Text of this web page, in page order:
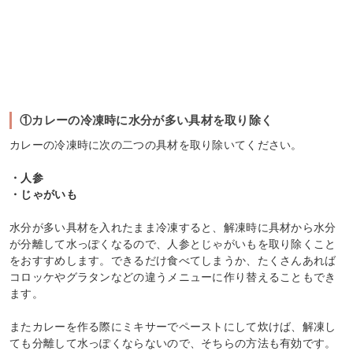
①カレーの冷凍時に水分が多い具材を取り除く
カレーの冷凍時に次の二つの具材を取り除いてください。
・人参
・じゃがいも
水分が多い具材を入れたまま冷凍すると、解凍時に具材から水分
が分離して水っぽくなるので、人参とじゃがいもを取り除くこと
をおすすめします。できるだけ食べてしまうか、たくさんあれば
コロッケやグラタンなどの違うメニューに作り替えることもでき
ます。
またカレーを作る際にミキサーでペーストにして炊けば、解凍し
ても分離して水っぽくならないので、そちらの方法も有効です。